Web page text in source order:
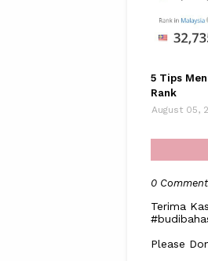
5 Tips
Rank
August 05,
0
Terima
Please